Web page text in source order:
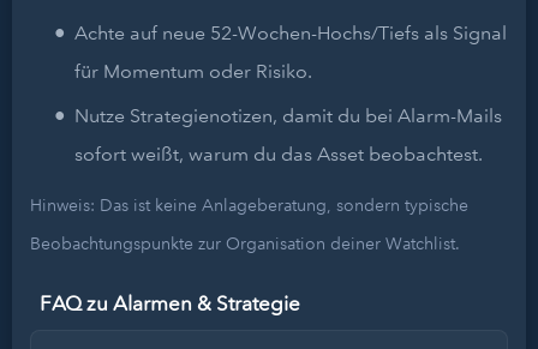
Achte auf neue 52-Wochen-Hochs/Tiefs als Signal
für Momentum oder Risiko.
Nutze Strategienotizen, damit du bei Alarm-Mails
sofort weißt, warum du das Asset beobachtest.
Hinweis: Das ist keine Anlageberatung, sondern typische
Beobachtungspunkte zur Organisation deiner Watchlist.
FAQ zu Alarmen & Strategie